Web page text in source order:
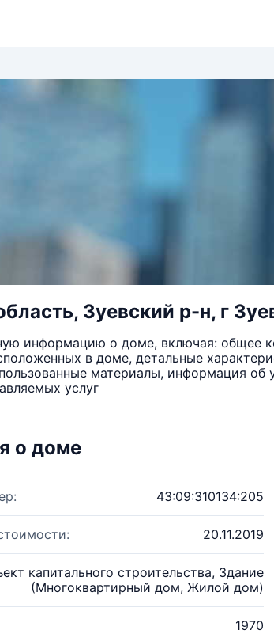
Зуевский р-н, г
информацию о доме, включая: общее
в доме, детальные
материалы, информация
услуг
о доме
43:09:310134:205
20.11.2019
капитального строительства, Здание
(Многоквартирный дом, Жилой дом)
1970